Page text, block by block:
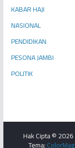
KABAR HAJI
NASIONAL
PENDIDIKAN
PESONA JAMBI
POLITIK
Hak Cipta © 2026
Tema:ColorMag